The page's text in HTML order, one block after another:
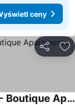
ceny
Eric Vökel Copenhagen Suites - Boutique Apartments